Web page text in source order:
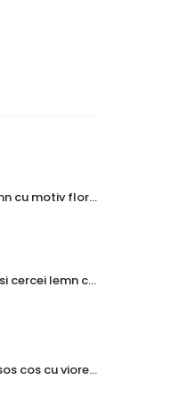
Cercei lemn cu motiv floral albastru - etnic
Set colier si cercei lemn cu flori rosii - ucrainian folk art
Tablou ipsos cos cu viorele